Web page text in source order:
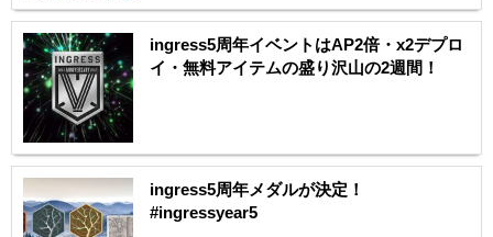
ingress5周年イベントはAP2倍・x2デプロ
イ・無料アイテムの盛り沢山の2週間！
ingress5周年メダルが決定！
#ingressyear5